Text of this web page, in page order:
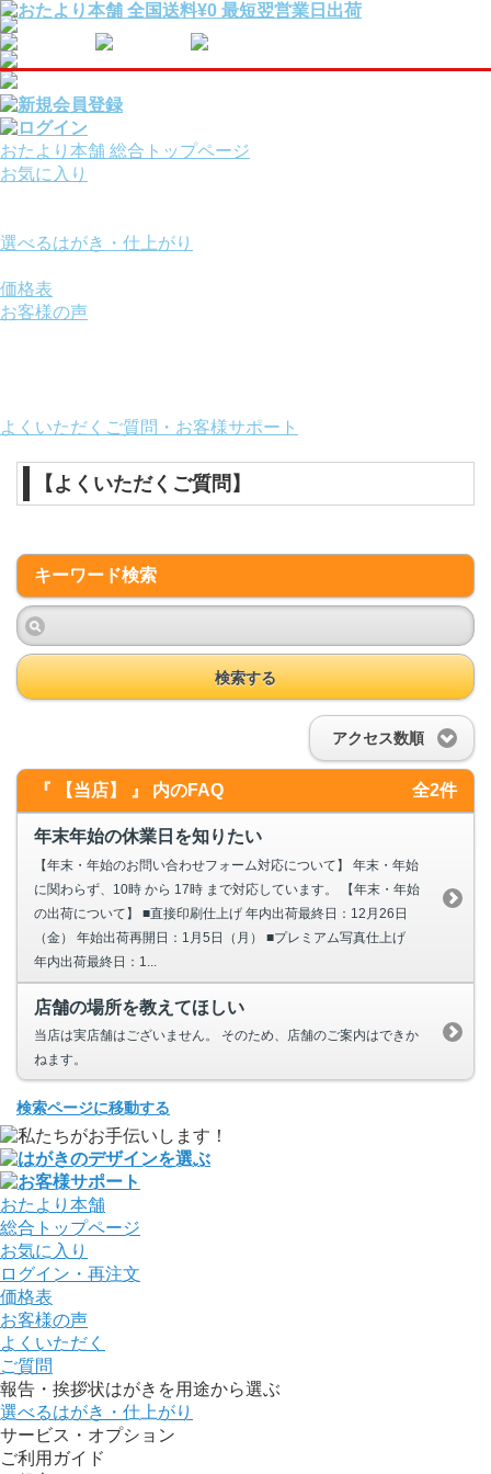
おたより本舗 総合トップページ
お気に入り
選べるはがき・仕上がり
価格表
お客様の声
よくいただくご質問・お客様サポート
【よくいただくご質問】
キーワード検索
検索する
アクセス数順
『 【当店】 』 内のFAQ 全2件
年末年始の休業日を知りたい
【年末・年始のお問い合わせフォーム対応について】 年末・年始
に関わらず、10時 から 17時 まで対応しています。 【年末・年始
の出荷について】 ■直接印刷仕上げ 年内出荷最終⽇：12月26日
（金） 年始出荷再開日：1月5日（月） ■プレミアム写真仕上げ
年内出荷最終日：1...
店舗の場所を教えてほしい
当店は実店舗はございません。 そのため、店舗のご案内はできか
ねます。
検索ページに移動する
おたより本舗
総合トップページ
お気に入り
ログイン・再注文
価格表
お客様の声
よくいただく
ご質問
報告・挨拶状はがきを用途から選ぶ
選べるはがき・仕上がり
サービス・オプション
ご利用ガイド